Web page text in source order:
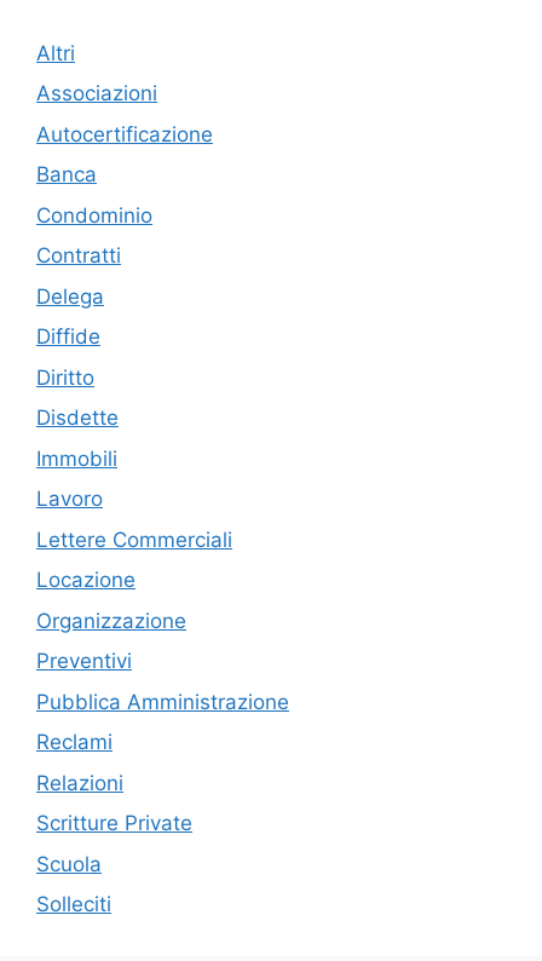
Altri
Associazioni
Autocertificazione
Banca
Condominio
Contratti
Delega
Diffide
Diritto
Disdette
Immobili
Lavoro
Lettere Commerciali
Locazione
Organizzazione
Preventivi
Pubblica Amministrazione
Reclami
Relazioni
Scritture Private
Scuola
Solleciti